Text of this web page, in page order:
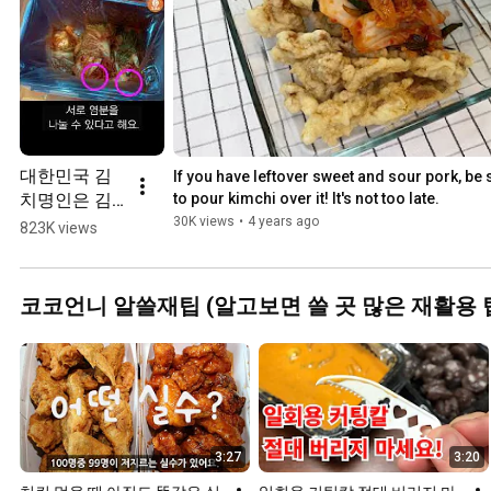
대한민국 김
치명인은 김
장김치 이렇
요~  #Shorts
823K views
If you have leftover sweet and sour pork, be
to pour kimchi over it! It's not too late.
30K views • 4 years ago
코코언니 알쓸재팁 (알고보면 쓸 곳 많은 재활용
3:27 3:20